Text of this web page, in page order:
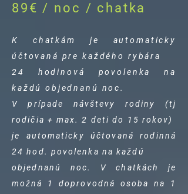
89€ / noc / chatka
K chatkám je automaticky
účtovaná pre každého rybára
24 hodinová povolenka na
každú objednanú noc.
V prípade návštevy rodiny (tj
rodičia + max. 2 deti do 15 rokov)
je automaticky účtovaná rodinná
24 hod. povolenka na každú
objednanú noc. V chatkách je
možná 1 doprovodná osoba na 1